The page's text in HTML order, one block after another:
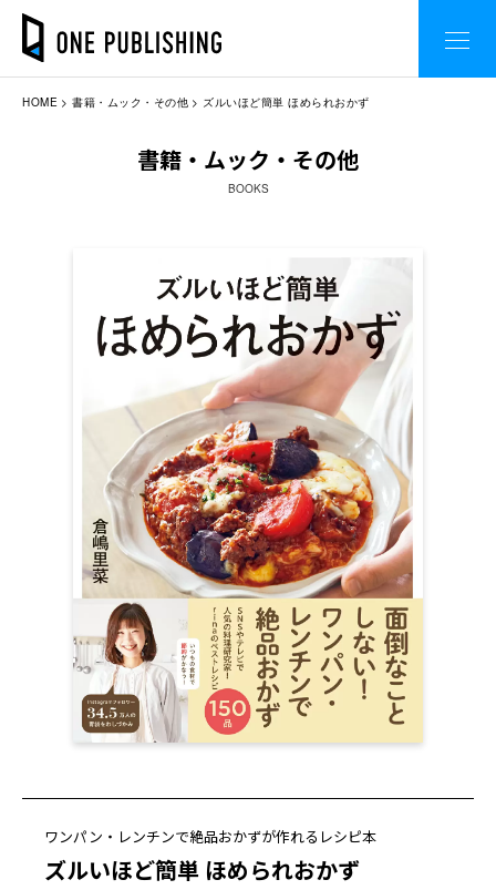
HOME 書籍・ムック・その他 ズルいほど簡単 ほめられおかず
書籍・ムック・その他
BOOKS
ワンパン・レンチンで絶品おかずが作れるレシピ本
ズルいほど簡単 ほめられおかず